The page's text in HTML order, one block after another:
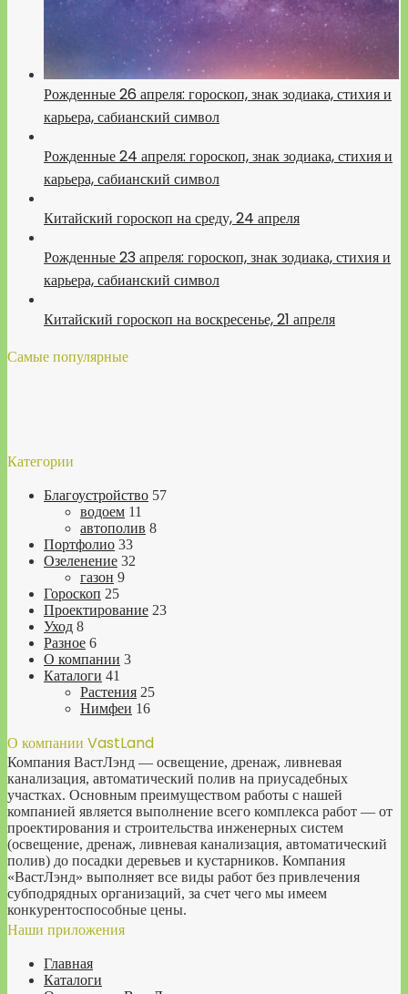
Рожденные 26 апреля: гороскоп, знак зодиака, стихия и
карьера, сабианский символ
Рожденные 24 апреля: гороскоп, знак зодиака, стихия и
карьера, сабианский символ
Китайский гороскоп на среду, 24 апреля
Рожденные 23 апреля: гороскоп, знак зодиака, стихия и
карьера, сабианский символ
Китайский гороскоп на воскресенье, 21 апреля
Самые популярные
Категории
Благоустройство 57
водоем 11
автополив 8
Портфолио 33
Озеленение 32
газон 9
Гороскоп 25
Проектирование 23
Уход 8
Разное 6
О компании 3
Каталоги 41
Растения 25
Нимфеи 16
О компании VastLand
Компания ВастЛэнд — освещение, дренаж, ливневая
канализация, автоматический полив на приусадебных
участках. Основным преимуществом работы с нашей
компанией является выполнение всего комплекса работ — от
проектирования и строительства инженерных систем
(освещение, дренаж, ливневая канализация, автоматический
полив) до посадки деревьев и кустарников. Компания
«ВастЛэнд» выполняет все виды работ без привлечения
субподрядных организаций, за счет чего мы имеем
конкурентоспособные цены.
Наши приложения
Главная
Каталоги